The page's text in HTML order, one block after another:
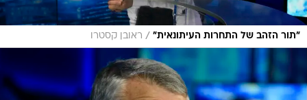
"תור הזהב של התחרות העיתונאית" / ראובן קסטרו